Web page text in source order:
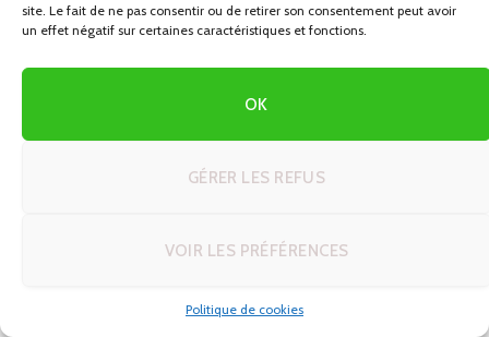
site. Le fait de ne pas consentir ou de retirer son consentement peut avoir
un effet négatif sur certaines caractéristiques et fonctions.
OK
GÉRER LES REFUS
VOIR LES PRÉFÉRENCES
Politique de cookies
INTÉRESSER